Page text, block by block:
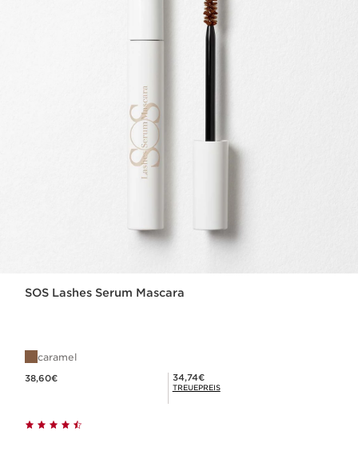
SOS Lashes Serum Mascara
caramel
38,60€ Mitgliederpreis 34,74€
34,74€
TREUEPREIS